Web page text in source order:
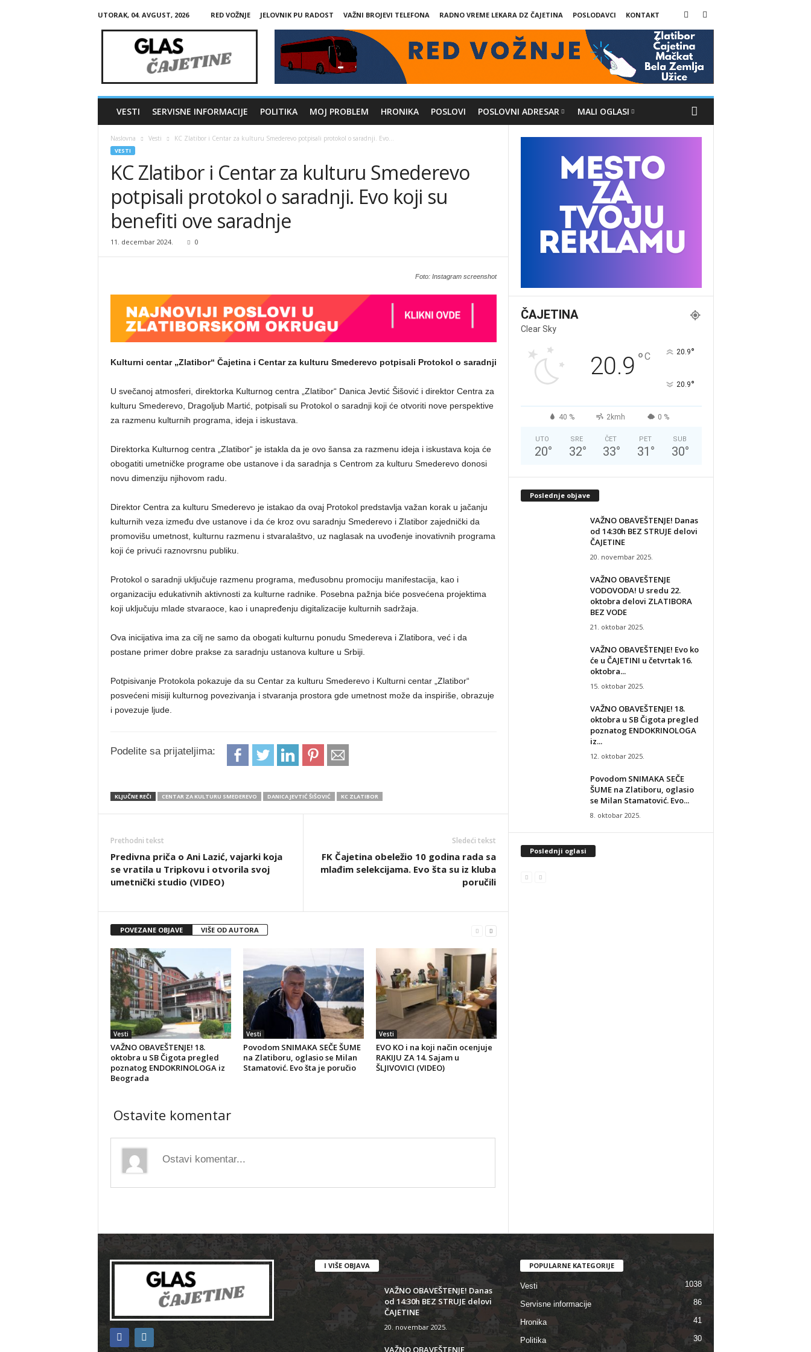
UTORAK, 04. AVGUST, 2026 RED VOŽNJE JELOVNIK PU RADOST VAŽNI BROJEVI TELEFONA RADNO VREME LEKARA DZ ČAJETINA POSLODAVCI
KONTAKT
G
VESTI SERVISNE INFORMACIJE POLITIKA MOJ PROBLEM HRONIKA POSLOVI POSLOVNI ADRESAR MALI OGLASI
Naslovna Vesti KC Zlatibor i Centar za kulturu Smederevo potpisali protokol o saradnji. Evo...
VESTI
KC Zlatibor i Centar za kulturu Smederevo
potpisali protokol o saradnji. Evo koji su
benefiti ove saradnje
11. decembar 2024. 0
Foto: Instagram screenshot
Kulturni centar „Zlatibor“ Čajetina i Centar za kulturu Smederevo potpisali Protokol o saradnji
U svečanoj atmosferi, direktorka Kulturnog centra „Zlatibor“ Danica Jevtić Šišović i direktor Centra za
kulturu Smederevo, Dragoljub Martić, potpisali su Protokol o saradnji koji će otvoriti nove perspektive
za razmenu kulturnih programa, ideja i iskustava.
Direktorka Kulturnog centra „Zlatibor“ je istakla da je ovo šansa za razmenu ideja i iskustava koja će
obogatiti umetničke programe obe ustanove i da saradnja s Centrom za kulturu Smederevo donosi
novu dimenziju njihovom radu.
Direktor Centra za kulturu Smederevo je istakao da ovaj Protokol predstavlja važan korak u jačanju
kulturnih veza između dve ustanove i da će kroz ovu saradnju Smederevo i Zlatibor zajednički da
promovišu umetnost, kulturnu razmenu i stvaralaštvo, uz naglasak na uvođenje inovativnih programa
koji će privući raznovrsnu publiku.
Protokol o saradnji uključuje razmenu programa, međusobnu promociju manifestacija, kao i
organizaciju edukativnih aktivnosti za kulturne radnike. Posebna pažnja biće posvećena projektima
koji uključuju mlade stvaraoce, kao i unapređenju digitalizacije kulturnih sadržaja.
Ova inicijativa ima za cilj ne samo da obogati kulturnu ponudu Smedereva i Zlatibora, već i da
postane primer dobre prakse za saradnju ustanova kulture u Srbiji.
Potpisivanje Protokola pokazuje da su Centar za kulturu Smederevo i Kulturni centar „Zlatibor“
posvećeni misiji kulturnog povezivanja i stvaranja prostora gde umetnost može da inspiriše, obrazuje
i povezuje ljude.
Podelite sa prijateljima:
KLJUČNE REČI CENTAR ZA KULTURU SMEDEREVO DANICA JEVTIĆ ŠIŠOVIĆ KC ZLATIBOR
Prethodni tekst
Predivna priča o Ani Lazić, vajarki koja
se vratila u Tripkovu i otvorila svoj
umetnički studio (VIDEO)
Sledeći tekst
FK Čajetina obeležio 10 godina rada sa
mlađim selekcijama. Evo šta su iz kluba
poručili
POVEZANE OBJAVE VIŠE OD AUTORA
Vesti
VAŽNO OBAVEŠTENJE! 18.
oktobra u SB Čigota pregled
poznatog ENDOKRINOLOGA iz
Beograda
Vesti
Povodom SNIMAKA SEČE ŠUME
na Zlatiboru, oglasio se Milan
Stamatović. Evo šta je poručio
Vesti
EVO KO i na koji način ocenjuje
RAKIJU ZA 14. Sajam u
ŠLJIVOVICI (VIDEO)
Ostavite komentar
ČAJETINA
Clear Sky
20.9 °C 20.9°
20.9°
40 % 2kmh 0 %
UTO
20°
SRE
32°
ČET
33°
PET
31 °
SUB
30°
Poslednje objave
VAŽNO OBAVEŠTENJE! Danas
od 14:30h BEZ STRUJE delovi
ČAJETINE
20. novembar 2025.
VAŽNO OBAVEŠTENJE
VODOVODA! U sredu 22.
oktobra delovi ZLATIBORA
BEZ VODE
21. oktobar 2025.
VAŽNO OBAVEŠTENJE! Evo ko
će u ČAJETINI u četvrtak 16.
oktobra...
15. oktobar 2025.
VAŽNO OBAVEŠTENJE! 18.
oktobra u SB Čigota pregled
poznatog ENDOKRINOLOGA
iz...
12. oktobar 2025.
Povodom SNIMAKA SEČE
ŠUME na Zlatiboru, oglasio
se Milan Stamatović. Evo...
8. oktobar 2025.
Poslednji oglasi
I VIŠE OBJAVA
VAŽNO OBAVEŠTENJE! Danas
od 14:30h BEZ STRUJE delovi
ČAJETINE
20. novembar 2025.
VAŽNO OBAVEŠTENJE
POPULARNE KATEGORIJE
Vesti 1038
Servisne informacije 86
Hronika 41
Politika 30